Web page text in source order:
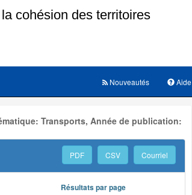
Aide
Nouveautés
Transports, Année de publication:
PDF CSV Courriel
Résultats par page